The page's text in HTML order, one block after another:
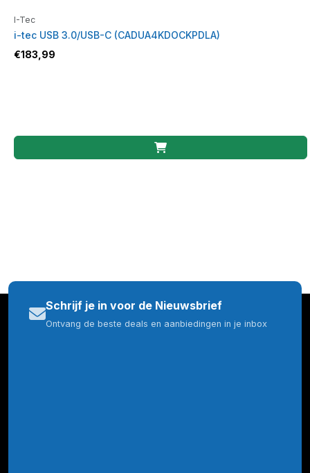
I-Tec
i-tec USB 3.0/USB-C (CADUA4KDOCKPDLA)
€183,99
Schrijf je in voor de Nieuwsbrief
Ontvang de beste deals en aanbiedingen in je inbox